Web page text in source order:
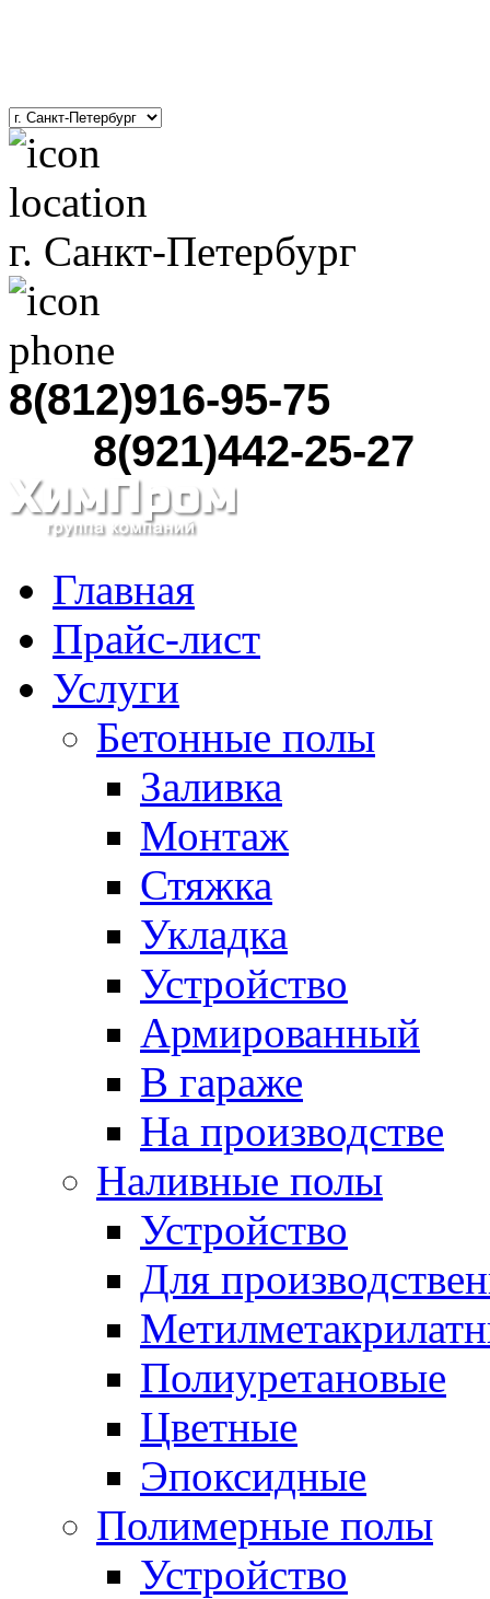
г. Санкт-Петербург
8(812)916-95-75
8(921)442-25-27
Главная
Прайс-лист
Услуги
Бетонные полы
Заливка
Монтаж
Стяжка
Укладка
Устройство
Армированный
В гараже
На производстве
Наливные полы
Устройство
Для
Полиуретановые
Цветные
Эпоксидные
Полимерные полы
Устройство